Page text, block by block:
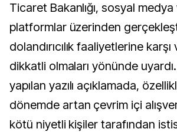
Ticaret Bakanlığı, sosyal medya ve dijital
platformlar üzerinden
dolandırıcılık faaliyetlerine
dikkatli olmaları yönünde
yapılan yazılı açıklamada,
dönemde artan çevrim içi
kötü niyetli kişiler tarafından